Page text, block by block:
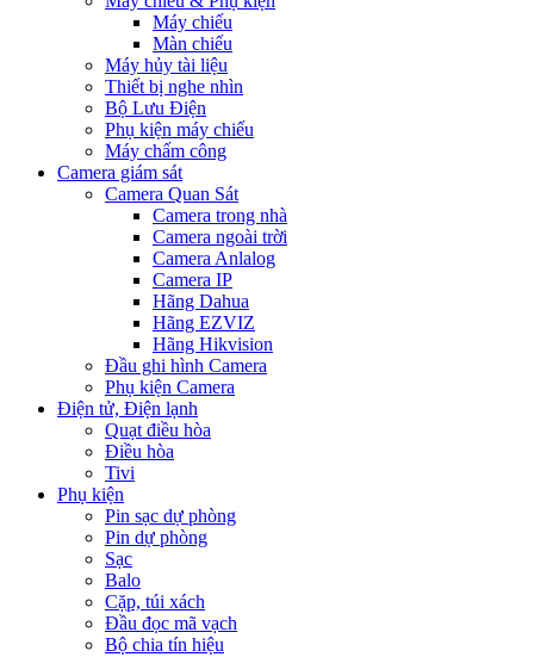
Máy chiếu
Màn chiếu
Máy hủy tài liệu
Thiết bị nghe nhìn
Bộ Lưu Điện
Phụ kiện máy chiếu
Máy chấm công
Camera giám sát
Camera Quan Sát
Camera trong nhà
Camera ngoài trời
Camera Anlalog
Camera IP
Hãng Dahua
Hãng EZVIZ
Hãng Hikvision
Đầu ghi hình Camera
Phụ kiện Camera
Điện tử, Điện lạnh
Quạt điều hòa
Điều hòa
Tivi
Phụ kiện
Pin sạc dự phòng
Pin dự phòng
Sạc
Balo
Cặp, túi xách
Đầu đọc mã vạch
Bộ chia tín hiệu